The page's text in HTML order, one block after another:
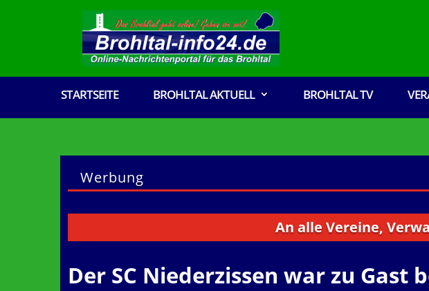
STARTSEITE BROHLTAL AKTUELL BROHLTAL TV
Werbung
An alle Vereine,
Der SC Niederzissen war zu Gast